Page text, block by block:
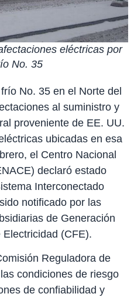
eléctricas por
No. 35
No. 35 en el Norte del
al suministro y
proveniente de EE. UU.
ubicadas en esa
el Centro Nacional
declaró estado
Interconectado
notificado por las
de Generación
(CFE).
Reguladora de
condiciones de riesgo
de confiabilidad y